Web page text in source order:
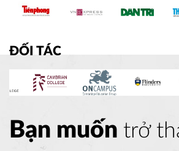
ĐỐI TÁC
Bạn muốn trở